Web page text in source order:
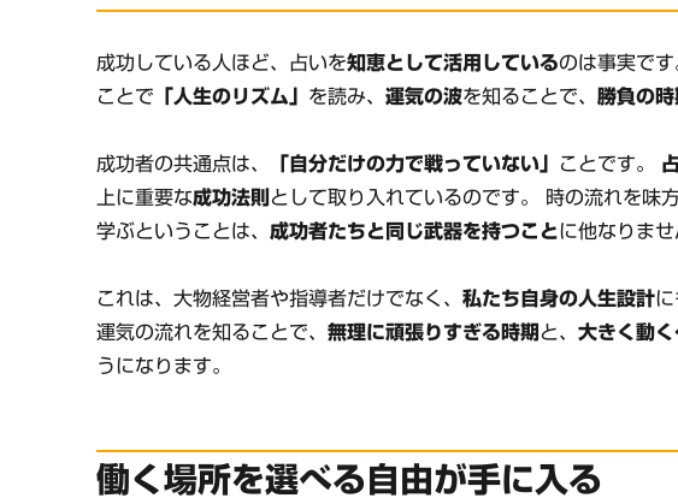
成功している人ほど、占いを知恵として活用しているのは事実で
ことで 「人生のリズム」 を読み、運気の波を知ることで、勝負の時
成功者の共通点は、 「自分だけの力で戦っていない」 ことです。
上に重要な成功法則 として取り入れているのです。 時の流れを味
学ぶということは、 成功者たちと同じ武器を持つことに他なりませ
これは、大物経営者や指導者だけでなく、私たち自身の人生設計
運気の流れを知ることで、無理に頑張りすぎる時期 と、大きく動く
うになります。
働く場所を選べる自由が手に入る